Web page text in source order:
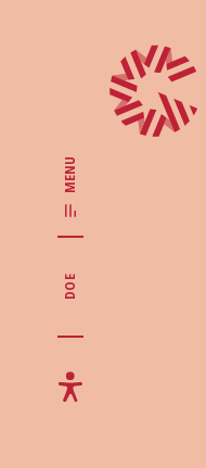
MENU
DOE